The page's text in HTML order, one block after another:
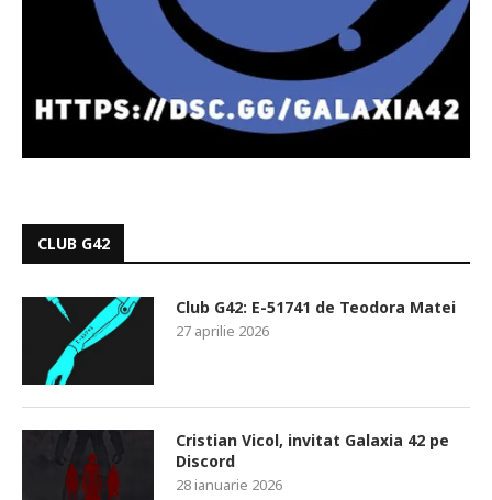
CLUB G42
Club G42: E-51741 de Teodora Matei
27 aprilie 2026
Cristian Vicol, invitat Galaxia 42 pe
Discord
28 ianuarie 2026